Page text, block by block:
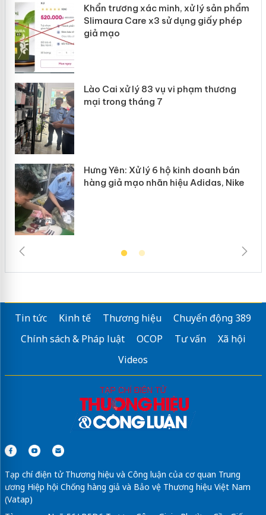
Khẩn trương xác minh, xử lý sản phẩm
Slimaura Care x3 sử dụng giấy phép
giả mạo
Lào Cai xử lý 83 vụ vi phạm thương
mại trong tháng 7
Hưng Yên: Xử lý 6 hộ kinh doanh bán
hàng giả mạo nhãn hiệu Adidas, Nike
Tin tức Kinh tế Thương hiệu
Chuyển động 389
Chính sách & Pháp luật
OCOP Tư vấn
Xã hội
Videos
Tạp chí điện tử Thương hiệu và Công luận của cơ quan Trung
ương Hiệp hội Chống hàng giả và Bảo vệ Thương hiệu Việt Nam
(Vatap)